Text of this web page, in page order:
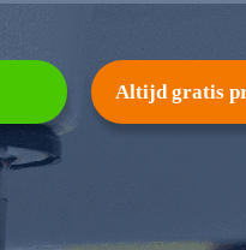
Altijd gratis